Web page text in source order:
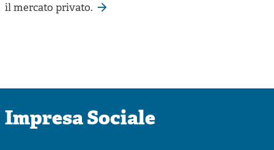
il mercato privato.
Impresa Sociale